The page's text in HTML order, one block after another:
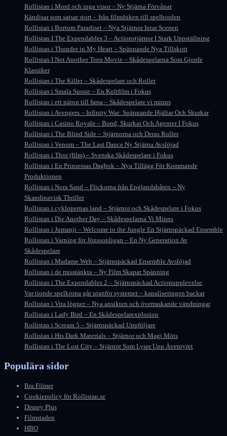
Rollistan i Mord och inga visor – Ny Stjärna Förvånar
Kändisar som satsar stort – från filmduken till spelborden
Rollistan i Bortom Paradiset – Nya Stjärnor Intar Scenen
Rollistan I The Expendables 3 – Actionstjärnor I Stark Uppställning
Rollistan i Thunder in My Heart – Spännande Nya Tillskott
Rollistan I Not Another Teen Movie – Skådespelarna Som Gjorde
Klassiker
Rollistan i The Killer – Skådespelare och Roller
Rollistan i Smala Sussie – En Kultfilm i Fokus
Rollistan i ett päron till farsa – Skådespelare vi minns
Rollistan i Avengers – Infinity War: Spännande Hjältar Och Skurkar
Rollistan i Casino Royale – Bond, Skurkar Och Agenter I Fokus
Rollistan i The Blind Side – Stjärnorna och Deras Roller
Rollistan i Venom – The Last Dance Ny Stjärna Avslöjad
Rollistan i Thor (film) – Svenska Skådespelare i Fokus
Rollistan i En Prinsessas Dagbok – Nya Tillägg För Kommande
Produktionen
Rollistan i Nora Sand – Flickorna från Englandsbåten – Ny
Skandinavisk Thriller
Rollistan i cyklopernas land – Stjärnor och Skådespelare i Fokus
Rollistan i Die Another Day – Skådespelarna Vi Minns
Rollistan i Jumanji – Welcome to the Jungle En Stjärnspäckad Ensemble
Rollistan i Varning för Jönssonligan – En Ny Generation Av
Skådespelare
Rollistan i Madame Web – Stjärnspäckad Ensemble Avslöjad
Rollistan i de misstänkta – Ny Film Skapar Spänning
Rollistan i The Expendables 2 – Stjärnspäckad Actionupplevelse
Var tionde spelkrona går utanför systemet – kanaliseringen backar
Rollistan i Vita lögner – Nya ansikten och överraskande vändningar
Rollistan i Lady Bird – En Skådespelarexplosion
Rollistan i Scream 5 – Stjärnspäckad Uppföljare
Rollistan i His Dark Materials – Stjärnor och Magi Möts
Rollistan i The Lost City – Stjärnor Som Lyser Upp Äventyret
Populära sidor
Bra Filmer
Cookiepolicy för Rollistan.se
Disney Plus
Filmstaden
HBO